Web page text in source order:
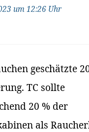
um 12:26 Uhr
geschätzte
TC sollte
20 % der
als